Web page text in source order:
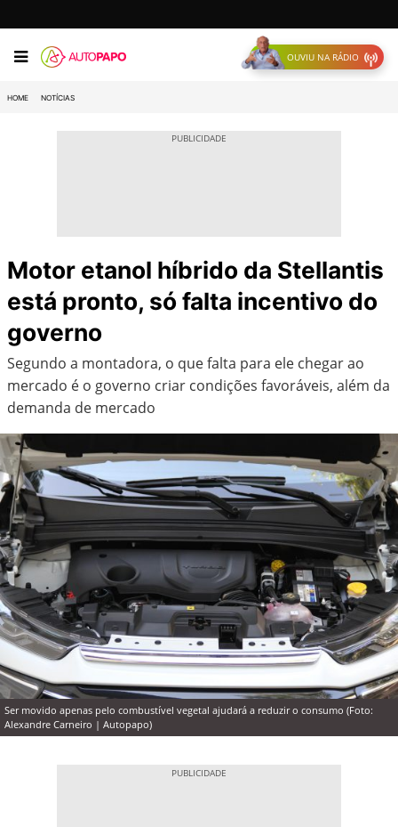
OUVIU NA RÁDIO
HOME NOTÍCIAS
Motor etanol híbrido da Stellantis
está pronto, só falta incentivo do
governo
Segundo a montadora, o que falta para ele chegar ao
mercado é o governo criar condições favoráveis, além da
demanda de mercado
Ser movido apenas pelo combustível vegetal ajudará a reduzir o consumo (Foto:
Alexandre Carneiro | Autopapo)